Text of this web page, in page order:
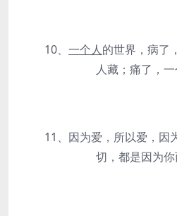
10、 一个人的世界，病了
人藏；痛了，一
11、因为爱，所以爱，因
切，都是因为你